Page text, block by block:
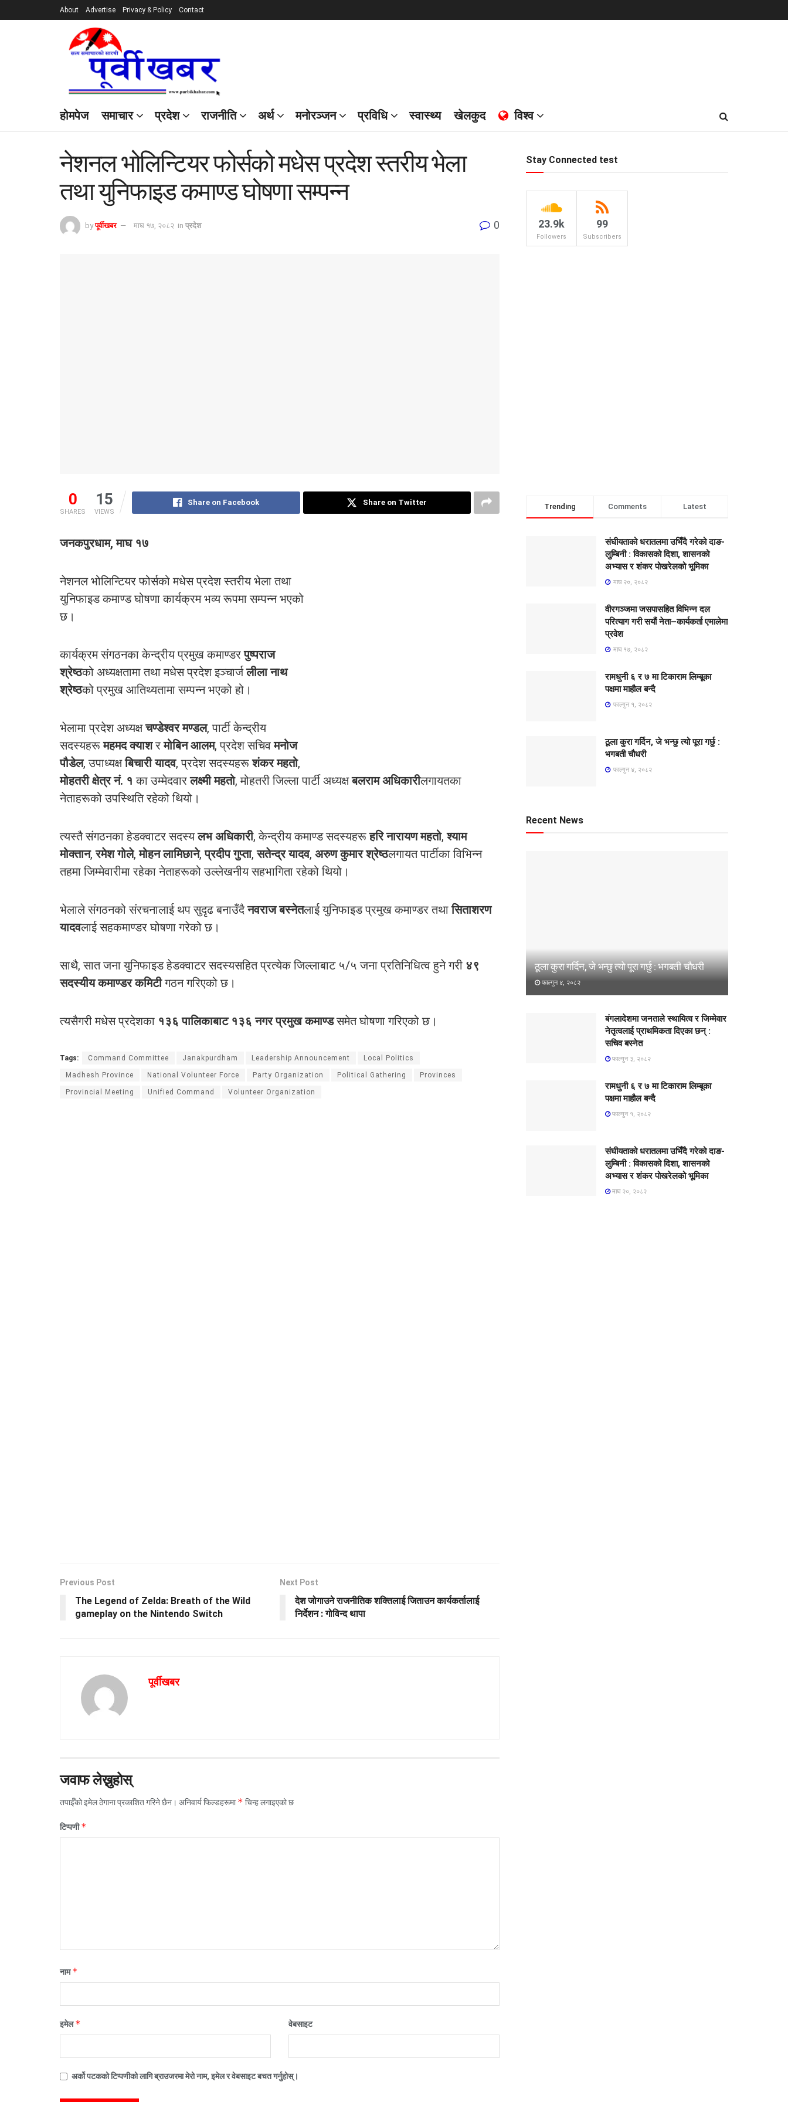
About Advertise Privacy & Policy Contact
होमपेज समाचार प्रदेश राजनीति अर्थ मनोरञ्जन प्रविधि स्वास्थ्य खेलकुद विश्व
नेशनल भोलिन्टियर फोर्सको मधेस प्रदेश स्तरीय भेला
तथा युनिफाइड कमाण्ड घोषणा सम्पन्न
by पूर्वीखबर माघ १७, २०८२ in प्रदेश 0
0
SHARES
15
VIEWS
Share on Facebook Share on Twitter
जनकपुरधाम, माघ १७
नेशनल भोलिन्टियर फोर्सको मधेस प्रदेश स्तरीय भेला तथा
युनिफाइड कमाण्ड घोषणा कार्यक्रम भव्य रूपमा सम्पन्न भएको
छ।
कार्यक्रम संगठनका केन्द्रीय प्रमुख कमाण्डरपुष्पराज
श्रेष्ठको अध्यक्षतामा तथा मधेस प्रदेश इञ्चार्जलीला नाथ
श्रेष्ठको प्रमुख आतिथ्यतामा सम्पन्न भएको हो।
भेलामा प्रदेश अध्यक्षचण्डेश्वर मण्डल, पार्टी केन्द्रीय
सदस्यहरूमहमद क्याशरमोबिन आलम, प्रदेश सचिवमनोज
पौडेल, उपाध्यक्षबिचारी यादव, प्रदेश सदस्यहरूशंकर महतो,
मोहतरी क्षेत्र नं. १ का उम्मेदवारलक्ष्मी महतो, मोहतरी जिल्ला पार्टी अध्यक्षबलराम अधिकारीलगायतका
नेताहरूको उपस्थिति रहेको थियो।
त्यस्तै संगठनका हेडक्वाटर सदस्यलभ अधिकारी, केन्द्रीय कमाण्ड सदस्यहरूहरि नारायण महतो,श्याम
मोक्तान,रमेश गोले,मोहन लामिछाने,प्रदीप गुप्ता,सतेन्द्र यादव, अरुण कुमार श्रेष्ठलगायत पार्टीका विभिन्न
तहमा जिम्मेवारीमा रहेका नेताहरूको उल्लेखनीय सहभागिता रहेको थियो।
भेलाले संगठनको संरचनालाई थप सुदृढ बनाउँदैनवराज बस्नेतलाई युनिफाइड प्रमुख कमाण्डर तथासिताशरण
यादवलाई सहकमाण्डर घोषणा गरेको छ।
साथै, सात जना युनिफाइड हेडक्वाटर सदस्यसहित प्रत्येक जिल्लाबाट ५/५ जना प्रतिनिधित्व हुने गरी ४९
सदस्यीय कमाण्डर कमिटीगठन गरिएको छ।
त्यसैगरी मधेस प्रदेशका १३६ पालिकाबाट १३६ नगर प्रमुख कमाण्डसमेत घोषणा गरिएको छ।
Tags: Command Committee Janakpurdham Leadership Announcement Local Politics
Madhesh Province National Volunteer Force Party Organization Political Gathering Provinces
Provincial Meeting Unified Command Volunteer Organization
Previous Post
The Legend of Zelda: Breath of the Wild
gameplay on the Nintendo Switch
Next Post
देश जोगाउने राजनीतिक शक्तिलाई जिताउन कार्यकर्तालाई
निर्देशन : गोविन्द थापा
पूर्वीखबर
जवाफ लेख्नुहोस्
तपाईँको इमेल ठेगाना प्रकाशित गरिने छैन। अनिवार्य फिल्डहरूमा* चिन्ह लगाइएको छ
टिप्पणी*
नाम*
इमेल* वेबसाइट
अर्को पटकको टिप्पणीको लागि ब्राउजरमा मेरो नाम, इमेल र वेबसाइट बचत गर्नुहोस्।
Stay Connected test
23.9k
Followers
99
Subscribers
Trending Comments Latest
संघीयताको धरातलमा उभिँदै गरेको दाङ-
लुम्बिनी : विकासको दिशा, शासनको
अभ्यास र शंकर पोखरेलको भूमिका
माघ २०, २०८२
वीरगञ्जमा जसपासहित विभिन्न दल
परित्याग गरी सयौं नेता–कार्यकर्ता एमालेमा
प्रवेश
माघ १७, २०८२
रामधुनी ६ र ७ मा टिकाराम लिम्बूका
पक्षमा माहौल बन्दै
फाल्गुन १, २०८२
ठूला कुरा गर्दिन, जे भन्छु त्यो पूरा गर्छु :
भगबती चौधरी
फाल्गुन ४, २०८२
Recent News
ठूला कुरा गर्दिन, जे भन्छु त्यो पूरा गर्छु : भगबती चौधरी
फाल्गुन ४, २०८२
बंगलादेशमा जनताले स्थायित्व र जिम्मेवार
नेतृत्वलाई प्राथमिकता दिएका छन् :
सचिव बस्नेत
फाल्गुन ३, २०८२
रामधुनी ६ र ७ मा टिकाराम लिम्बूका
पक्षमा माहौल बन्दै
फाल्गुन १, २०८२
संघीयताको धरातलमा उभिँदै गरेको दाङ-
लुम्बिनी : विकासको दिशा, शासनको
अभ्यास र शंकर पोखरेलको भूमिका
माघ २०, २०८२